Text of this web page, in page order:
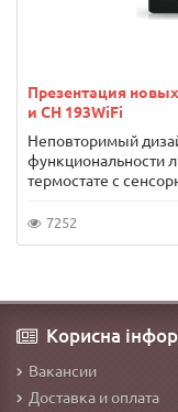
Презентация
и CH 193WiFi
Неповторимый
функциональности
термостате с
7252
Корисна
Вакансии
Доставка и оплата